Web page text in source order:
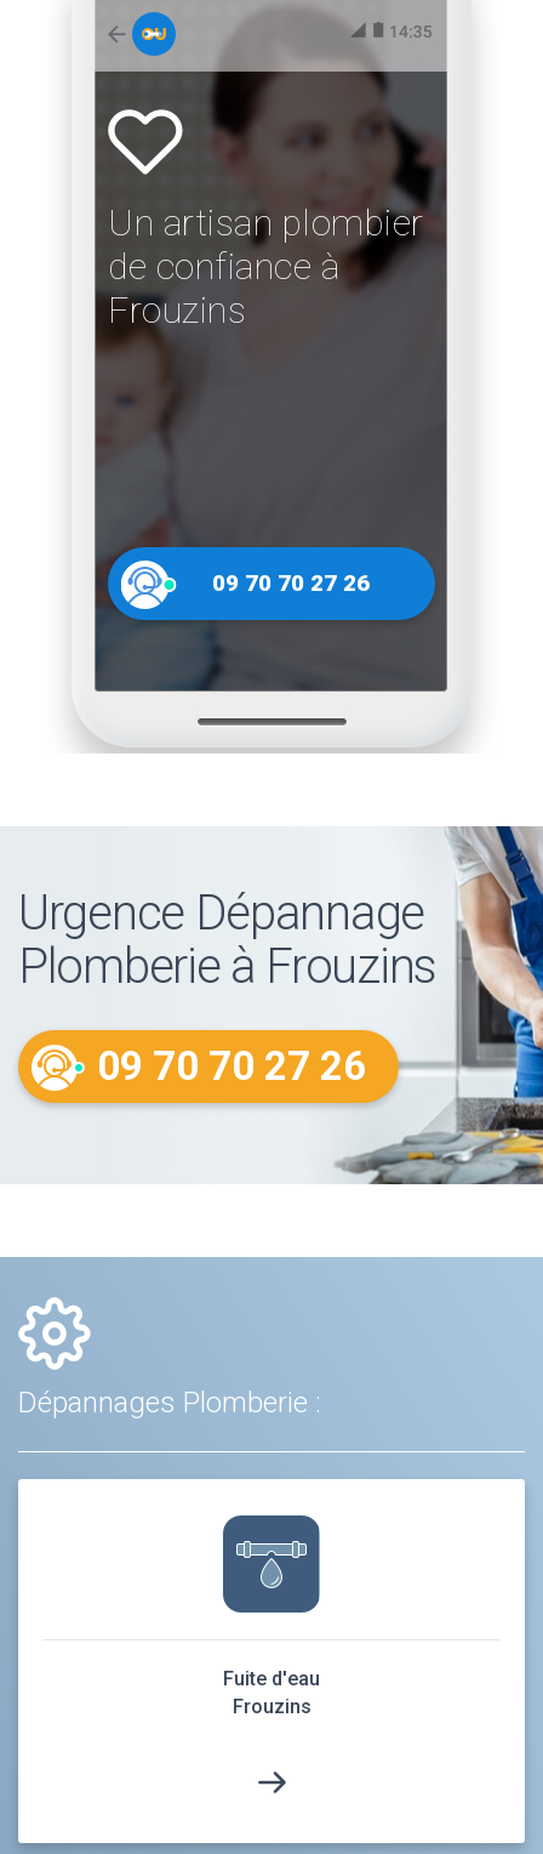
Un artisan plombier
de confiance à
Frouzins
09 70 70 27 26
Urgence Dépannage
Plomberie à Frouzins
09 70 70 27 26
Dépannages Plomberie :
Fuite d'eau
Frouzins